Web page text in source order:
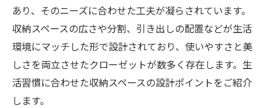
あり、そのニーズに合わせた工夫が凝らされています。
収納スペースの広さや分割、引き出しの配置などが生活
環境にマッチした形で設計されており、使いやすさと美
しさを両立させたクローゼットが数多く存在します。生
活習慣に合わせた収納スペースの設計ポイントをご紹介
します。